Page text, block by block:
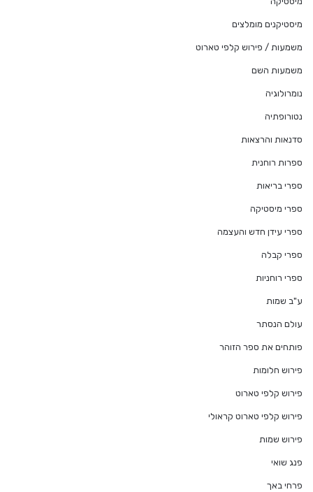
מיסטיקנים מומלצים
משמעות / פירוש קלפי טארוט
משמעות השם
נומרולוגיה
נטורופתיה
סדנאות והרצאות
ספרות רוחנית
ספרי בריאות
ספרי מיסטיקה
ספרי עידן חדש והעצמה
ספרי קבלה
ספרי רוחניות
ע"ב שמות
עולם הנסתר
פותחים את ספר הזוהר
פירוש חלומות
פירוש קלפי טארוט
פירוש קלפי טארוט קראולי
פירוש שמות
פנג שואי
פרחי באך